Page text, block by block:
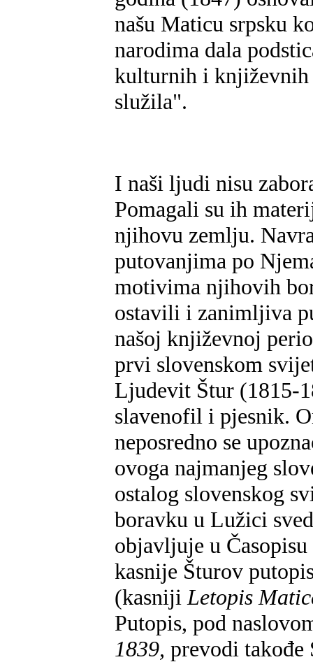
našu Maticu srpsku
narodima dala
kulturnih i književnih
služila".
I naši ljudi nisu
Pomagali su ih
njihovu zemlju.
putovanjima po
motivima njihovih
ostavili i zanimljiva
našoj književnoj
prvi slovenskom
Ljudevit Štur (1815-
slavenofil i pjesnik.
neposredno se
ovoga najmanjeg
ostalog slovenskog
boravku u Lužici
objavljuje u Časopisu
kasnije Šturov
(kasniji Letopis
Putopis, pod
1839, prevodi takođe